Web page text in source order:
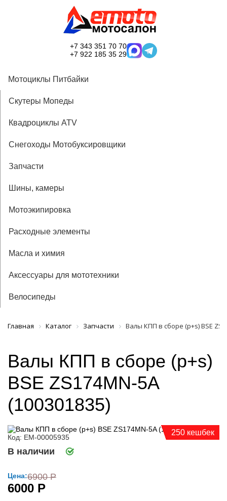
+7 343 351 70 70
+7 922 185 35 29
Мотоциклы Питбайки
Скутеры Мопеды
Квадроциклы ATV
Снегоходы Мотобуксировщики
Запчасти
Шины, камеры
Мотоэкипировка
Расходные элементы
Масла и химия
Аксессуары для мототехники
Велосипеды
Главная Каталог Запчасти Валы КПП в сборе (p+s) BSE
Валы КПП в сборе (p+s)
BSE ZS174MN-5A
(100301835)
250 кешбек
Код: ЕМ-00005935
В наличии
Цена:6900 Р
6000 Р